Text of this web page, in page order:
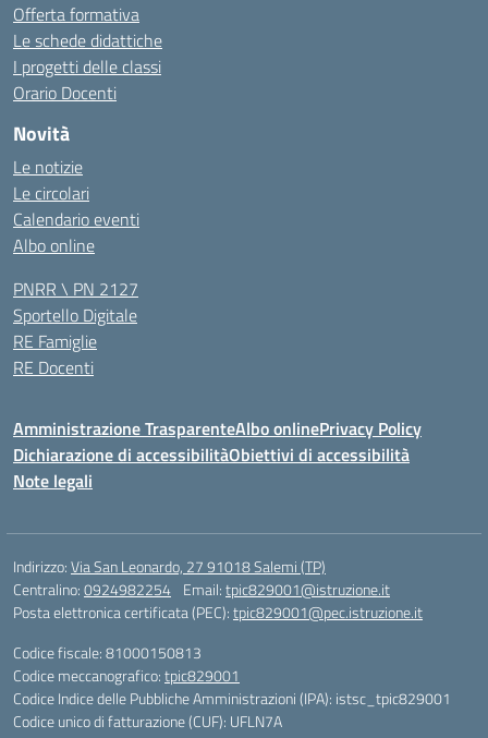
Offerta formativa
Le schede didattiche
I progetti delle classi
Orario Docenti
Novità
Le notizie
Le circolari
Calendario eventi
Albo online
PNRR \ PN 2127
Sportello Digitale
RE Famiglie
RE Docenti
Amministrazione TrasparenteAlbo onlinePrivacy Policy
Dichiarazione di accessibilitàObiettivi di accessibilità
Note legali
Indirizzo:Via San Leonardo, 27 91018 Salemi (TP)
Centralino:0924982254 Email:tpic829001@istruzione.it
Posta elettronica certificata (PEC):tpic829001@pec.istruzione.it
Codice fiscale: 81000150813
Codice meccanografico:tpic829001
Codice Indice delle Pubbliche Amministrazioni (IPA): istsc_tpic829001
Codice unico di fatturazione (CUF): UFLN7A